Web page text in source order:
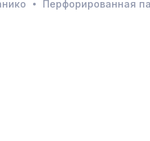
балки и брус
Перфорированная